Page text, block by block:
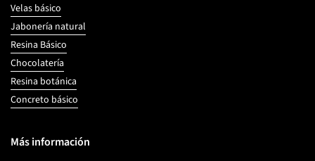
Velas básico
Jabonería natural
Resina Básico
Chocolatería
Resina botánica
Concreto básico
Más información